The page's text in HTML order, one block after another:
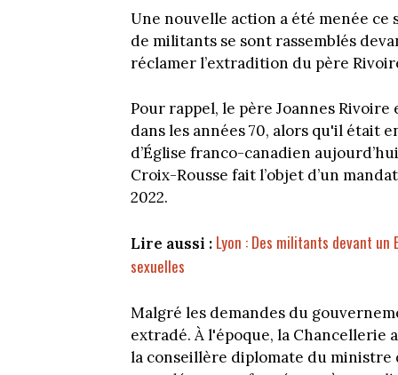
Une nouvelle action a été menée ce
de militants se sont rassemblés
réclamer l’extradition du père
Pour rappel, le père Joannes
dans les années 70, alors qu'il était
d’Église franco-canadien
Croix-Rousse fait l’objet d’un
2022.
Lire aussi : Lyon : Des militants devant
sexuelles
Malgré les demandes du
extradé. À l'époque, la Chancellerie
la conseillère diplomate du